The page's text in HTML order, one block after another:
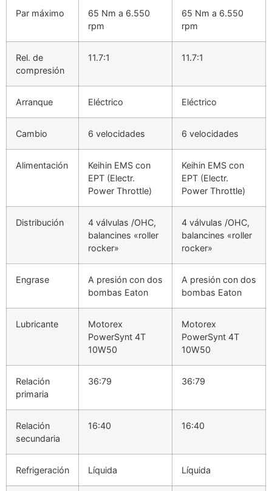
Par máximo
65 Nm a 6.550
rpm
65 Nm a 6.550
rpm
Rel. de
compresión
11.7:1 11.7:1
Arranque Eléctrico Eléctrico
Cambio 6 velocidades 6 velocidades
Alimentación
Keihin EMS con
EPT (Electr.
Power Throttle)
Keihin EMS con
EPT (Electr.
Power Throttle)
Distribución
4 válvulas /OHC,
balancines «roller
rocker»
4 válvulas /OHC,
balancines «roller
rocker»
Engrase
A presión con dos
bombas Eaton
A presión con dos
bombas Eaton
Lubricante
Motorex
PowerSynt 4T
10W50
Motorex
PowerSynt 4T
10W50
Relación
primaria
36:79 36:79
Relación
secundaria
16:40 16:40
Refrigeración Líquida Líquida